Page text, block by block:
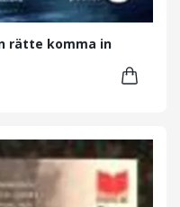
rätte komma in